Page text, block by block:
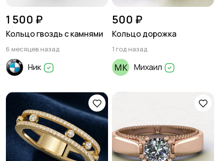
1 500 ₽
Кольцо гвоздь с камнями
6 месяцев назад
Ник
500 ₽
Кольцо дорожка
1 год назад
Михаил